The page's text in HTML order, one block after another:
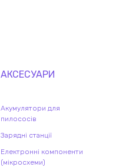
АКСЕСУАРИ
Акумулятори для
пилососів
Зарядні станції
Електронні компоненти
(мікросхеми)